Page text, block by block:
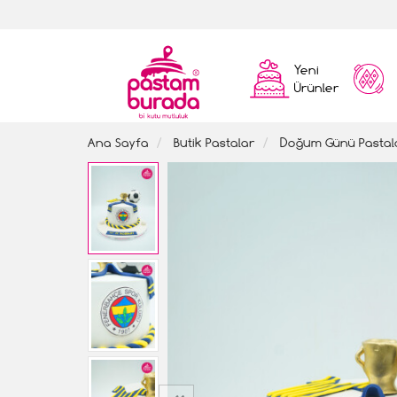
Yeni
Ürünler
Ana Sayfa Butik Pastalar Doğum Günü